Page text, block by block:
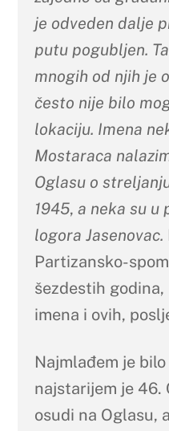
je odveden dalje
putu pogubljen.
mnogih od njih je
često nije bilo
lokaciju. Imena
Mostaraca
Oglasu o
1945, a neka su u
logora Jasenovac.
Partizansko-
šezdestih
imena i ovih,
Najmlađem je
najstarijem je 46.
osudi na Oglasu,